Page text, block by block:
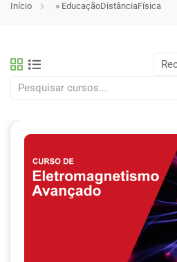
Início » EducaçãoDistânciaFísica